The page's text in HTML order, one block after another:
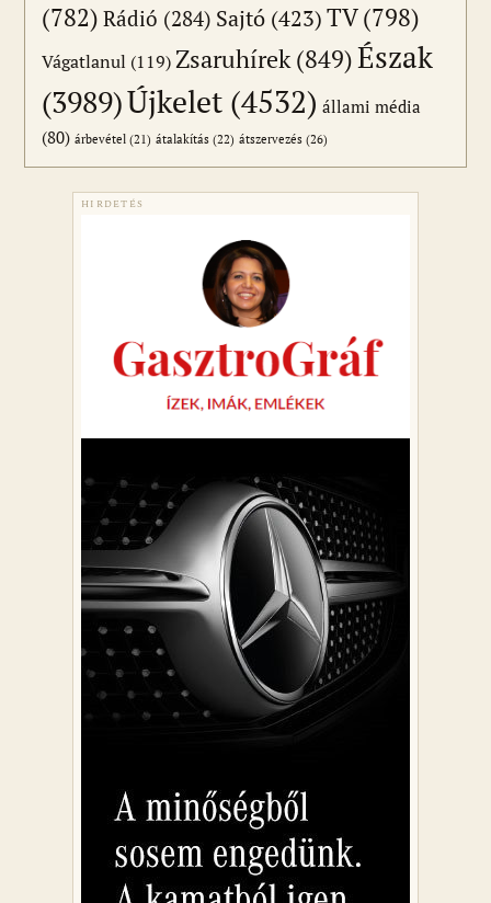
(782) Rádió (284) Sajtó (423)TV(798)
Vágatlanul (119)Zsaruhírek(849)Észak
(3989)Újkelet (4532) állami média
(80) árbevétel (21) átalakítás (22) átszervezés (26)
HIRDETÉS